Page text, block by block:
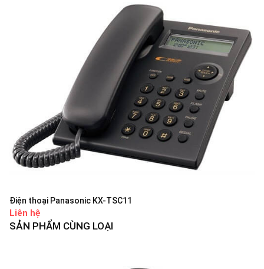
Điện thoại Panasonic KX-TSC11
Liên hệ
SẢN PHẨM CÙNG LOẠI